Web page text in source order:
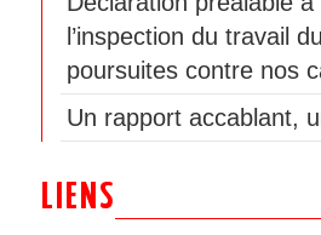
l’inspection du travail
poursuites contre nos
Un rapport accablant,
LIENS